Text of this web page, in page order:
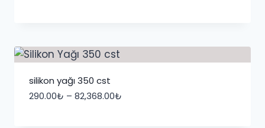
35,650.00₺
silikon yağı 350 cst
290.00₺ – 82,368.00₺Fiyat